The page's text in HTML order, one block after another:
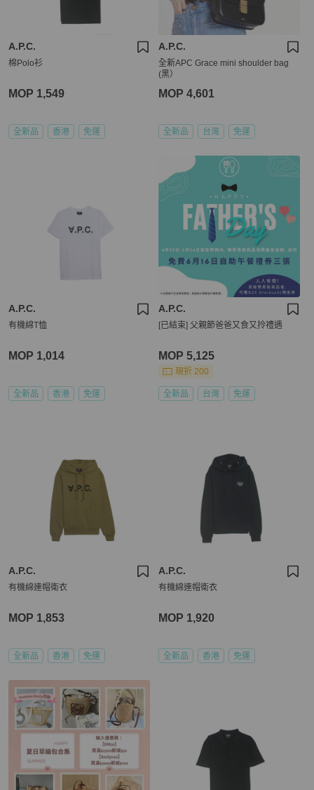
A.P.C.
棉Polo衫
MOP 1,549
全新品 香港 免運
A.P.C.
全新APC Grace mini shoulder bag
(黑）
MOP 4,601
全新品 台灣 免運
A.P.C.
有機綿T恤
MOP 1,014
全新品 香港 免運
A.P.C.
[已結束] 父親節爸爸又食又拎禮遇
MOP 5,125
現折 200
全新品 台灣 免運
A.P.C.
有機綿連帽衛衣
MOP 1,853
全新品 香港 免運
A.P.C.
有機綿連帽衛衣
MOP 1,920
全新品 香港 免運